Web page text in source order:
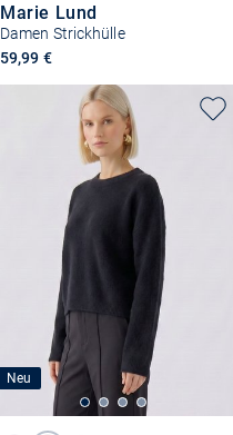
Marie Lund
Damen Strickhülle
59,99 €
Neu